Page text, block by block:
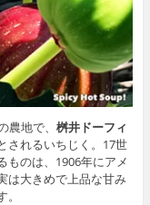
地で、 桝井ドーフィ
されるいちじく。17世
ものは、1906年にアメ
は大きめで上品な甘み